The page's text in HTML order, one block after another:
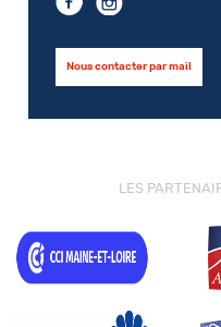
Nous contacter par mail
LES